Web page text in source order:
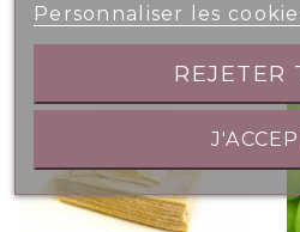
Personnaliser les
REJETER